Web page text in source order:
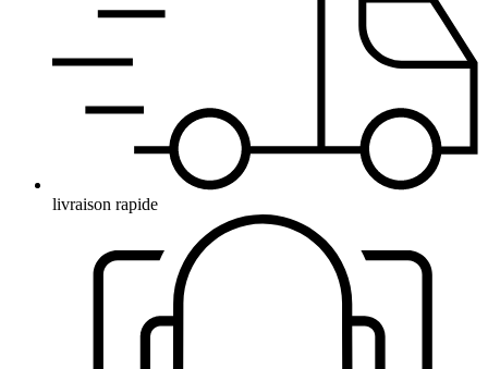
livraison rapide